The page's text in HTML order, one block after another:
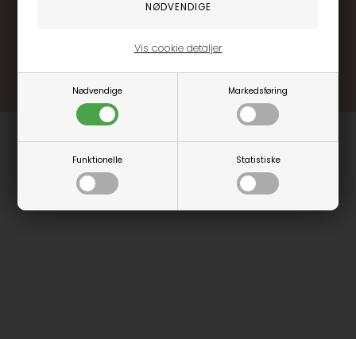
Nødvendige Markedsføring
Funktionelle Statistiske
Vis cookie detaljer
.... og mange flere fordele
Læs mere og bliv medlem